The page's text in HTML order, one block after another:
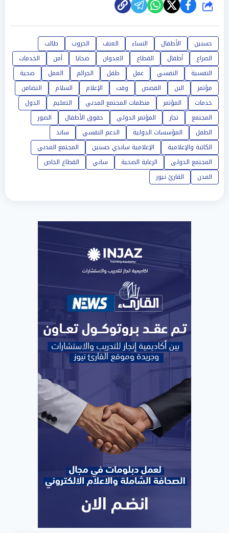
شارك
حسنين الأطفال النساء العنف الحروب
طالب
الصراع
أطفال القطاع العدوان ضحايا أمن
الخدمات
النفسية
النفسي عمل طفل الجرائم العمل
صحية
مؤتمر
البن القصص وقت الإعلام السلام
التضامن
خدمات
المؤتمر منظمات المجتمع المدني التعليم
الدول
المجتمع
تجار المؤتمر الدولي حقوق الأطفال
الصور
الطفل
المؤسسات الدولية الدعم النفسي
ساند
الكاتبة والإعلامية
الإعلامية ساندي حسنين
المجتمع المدني
المجتمع الدولى
الرعاية الصحية ساني
القطاع الخاص
المدن
القارئ نيوز